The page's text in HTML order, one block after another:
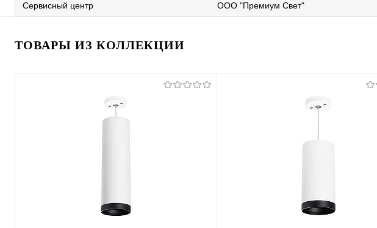
Сервисный центр ООО "Премиум Свет"
ТОВАРЫ ИЗ КОЛЛЕКЦИИ